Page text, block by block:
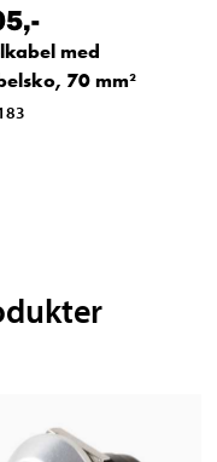
,-
med
70 mm²